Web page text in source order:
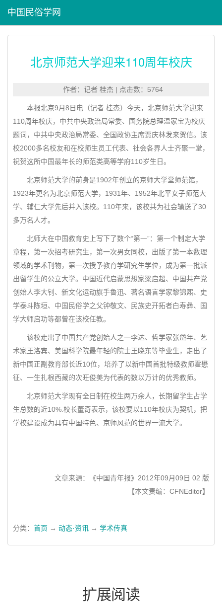
中国民俗学网
北京师范大学迎来110周年校庆
作者：记者 桂杰 | 点击数：5764
本报北京9月8日电（记者 桂杰）今天，北京师范大学迎来
110周年校庆，中共中央政治局常委、国务院总理温家宝为校庆
题词，中共中央政治局常委、全国政协主席贾庆林发来贺信。该
校2000多名校友和在校师生员工代表、社会各界人士齐聚一堂，
祝贺这所中国最年长的师范类高等学府110岁生日。
北京师范大学的前身是1902年创立的京师大学堂师范馆，
1923年更名为北京师范大学，1931年、1952年北平女子师范大
学、辅仁大学先后并入该校。110年来，该校共为社会输送了30
多万名人才。
北师大在中国教育史上写下了数个“第一”：第一个制定大学
章程，第一次招考研究生，第一次男女同校，出版了第一本数理
领域的学术刊物，第一次授予教育学研究生学位，成为第一批派
出留学生的公立大学。中国近代启蒙思想家梁启超、中国共产党
创始人李大钊、新文化运动旗手鲁迅、著名语言学家黎锦熙、史
学泰斗陈垣、中国民俗学之父钟敬文、民族史开拓者白寿彝、国
学大师启功等都曾在该校任教。
该校走出了中国共产党创始人之一李达、哲学家张岱年、艺
术家王洛宾、美国科学院最年轻的院士王晓东等毕业生，走出了
新中国正副教育部长近10位，培养了以新中国首批特级教师霍懋
征、一生扎根西藏的次旺俊美为代表的数以万计的优秀教师。
北京师范大学现有全日制在校生两万余人，长期留学生占学
生总数的近10%.校长董奇表示，该校要以110年校庆为契机，把
学校建设成为具有中国特色、京师风范的世界一流大学。
文章来源：《中国青年报》2012年09月09日 02 版
【本文责编：CFNEditor】
分类： 首页 → 动态·资讯 → 学术传真
扩展阅读